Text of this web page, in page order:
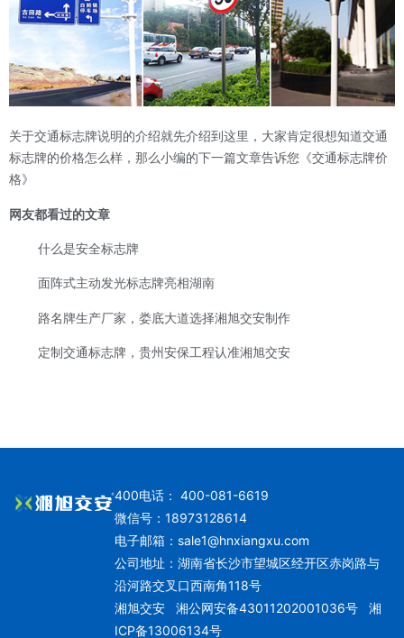
关于交通标志牌说明的介绍就先介绍到这里，大家肯定很想知道交通
标志牌的价格怎么样，那么小编的下一篇文章告诉您《交通标志牌价
格》
网友都看过的文章
什么是安全标志牌
面阵式主动发光标志牌亮相湖南
路名牌生产厂家，娄底大道选择湘旭交安制作
定制交通标志牌，贵州安保工程认准湘旭交安
400电话： 400-081-6619
微信号：18973128614
电子邮箱： sale1@hnxiangxu.com
公司地址：湖南省长沙市望城区经开区赤岗路与
沿河路交叉口西南角118号
湘旭交安湘公网安备43011202001036号
湘
ICP备13006134号